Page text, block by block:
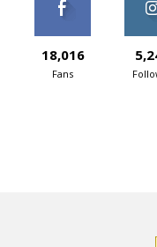
18,016
Fans